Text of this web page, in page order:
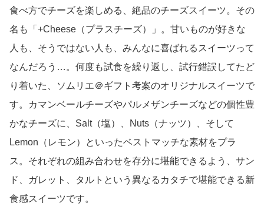
食べ方でチーズを楽しめる、絶品のチーズスイーツ。その
名も「+Cheese（プラスチーズ）」。甘いものが好きな
人も、そうではない人も、みんなに喜ばれるスイーツって
なんだろう…。何度も試食を繰り返し、試行錯誤してたど
り着いた、ソムリエ＠ギフト考案のオリジナルスイーツで
す。カマンベールチーズやパルメザンチーズなどの個性豊
かなチーズに、Salt（塩）、Nuts（ナッツ）、そして
Lemon（レモン）といったベストマッチな素材をプラ
ス。それぞれの組み合わせを存分に堪能できるよう、サン
ド、ガレット、タルトという異なるカタチで堪能できる新
食感スイーツです。